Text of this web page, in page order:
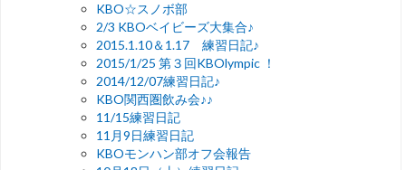
KBO☆スノボ部
2/3 KBOベイビーズ大集合♪
2015.1.10＆1.17 練習日記♪
2015/1/25 第３回KBOlympic ！
2014/12/07練習日記♪
KBO関西圏飲み会♪♪
11/15練習日記
11月9日練習日記
KBOモンハン部オフ会報告